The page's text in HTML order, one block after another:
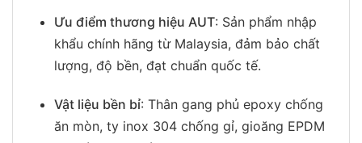
Ưu điểm thương hiệu AUT: Sản phẩm nhập
khẩu chính hãng từ Malaysia, đảm bảo chất
lượng, độ bền, đạt chuẩn quốc tế.
Vật liệu bền bỉ: Thân gang phủ epoxy chống
ăn mòn, ty inox 304 chống gỉ, gioăng EPDM